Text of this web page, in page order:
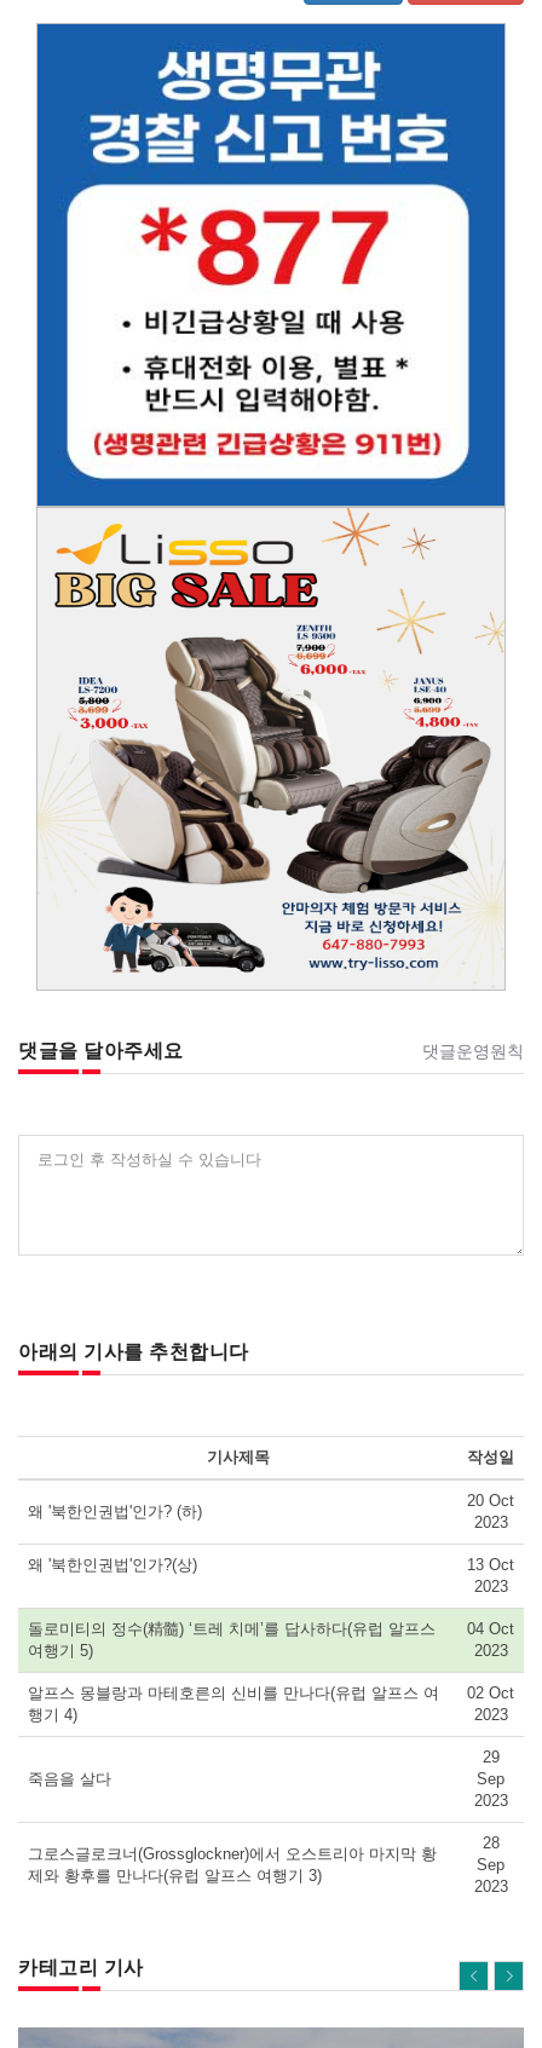
댓글을 달아주세요 댓글운영원칙
로그인 후 작성하실 수 있습니다
아래의 기사를 추천합니다
기사제목 작성일
왜 '북한인권법'인가? (하)
20 Oct
2023
왜 '북한인권법'인가?(상)
13 Oct
2023
돌로미티의 정수(精髓) ‘트레 치메’를 답사하다(유럽 알프스
여행기 5)
04 Oct
2023
알프스 몽블랑과 마테호른의 신비를 만나다(유럽 알프스 여
행기 4)
02 Oct
2023
죽음을 살다
29
Sep
2023
그로스글로크너(Grossglockner)에서 오스트리아 마지막 황
제와 황후를 만나다(유럽 알프스 여행기 3)
28
Sep
2023
카테고리 기사